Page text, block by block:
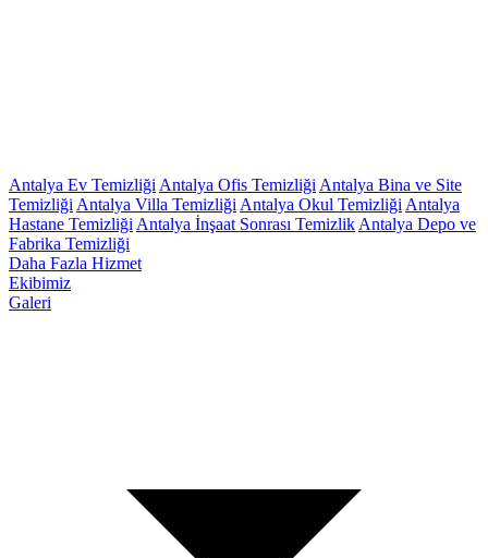
Antalya Ev Temizliği Antalya Ofis Temizliği Antalya Bina ve Site
Temizliği Antalya Villa Temizliği Antalya Okul Temizliği Antalya
Hastane Temizliği Antalya İnşaat Sonrası Temizlik Antalya Depo ve
Fabrika Temizliği
Daha Fazla Hizmet
Ekibimiz
Galeri